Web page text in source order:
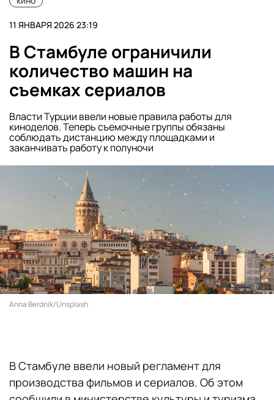
11 ЯНВАРЯ 2026 23:19
В Стамбуле ограничили
количество машин на
съемках сериалов
Власти Турции ввели новые правила работы для
киноделов. Теперь съемочные группы обязаны
соблюдать дистанцию между площадками и
заканчивать работу к полуночи
Anna Berdnik/Unsplash
В Стамбуле ввели новый регламент для
производства фильмов и сериалов. Об этом